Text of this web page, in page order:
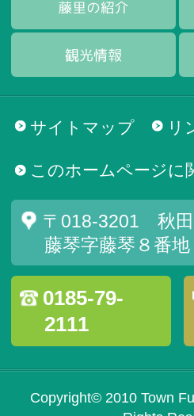
サイトマップ リ
このホームページに
〒018-3201 秋
藤琴字藤琴８番地
0185-79-
2111
Copyright© 2010 Town